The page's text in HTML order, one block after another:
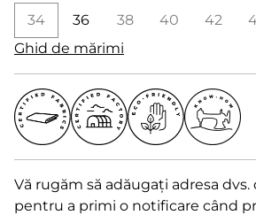
34 36 38 40 42
Ghid de mărimi
Vă rugăm să adăugați adresa dvs.
pentru a primi o notificare când